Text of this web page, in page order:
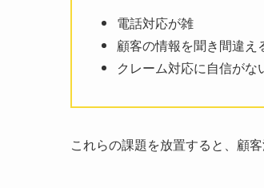
電話対応が雑
顧客の情報を聞き間違え
クレーム対応に自信がな
これらの課題を放置すると、顧